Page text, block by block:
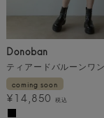
Donoban
ティアードバルーンワ
coming soon
¥14,850 税込